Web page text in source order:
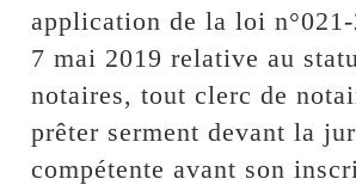
application de la loi
7 mai 2019 relative au
notaires, tout clerc de
prêter serment devant la
compétente avant son